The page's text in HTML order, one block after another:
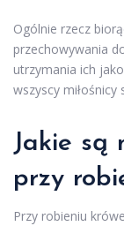
Ogólnie rzecz
przechowywania
utrzymania ich
wszyscy miłośnicy
Jakie są
przy
Przy robieniu